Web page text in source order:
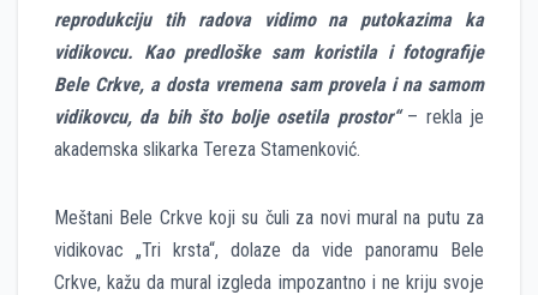
reprodukciju tih radova vidimo na putokazima ka
vidikovcu. Kao predloške sam koristila i fotografije
Bele Crkve, a dosta vremena sam provela i na samom
vidikovcu, da bih što bolje osetila prostor“– rekla je
akademska slikarka Tereza Stamenković.
Meštani Bele Crkve koji su čuli za novi mural na putu za
vidikovac „Tri krsta“, dolaze da vide panoramu Bele
Crkve, kažu da mural izgleda impozantno i ne kriju svoje